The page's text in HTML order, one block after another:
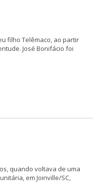
filho Telêmaco, ao partir
José Bonifácio foi
quan­do voltava de uma
em Joinville/SC,